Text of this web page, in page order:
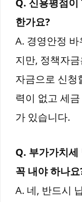
Q. 신용평점
한가요?
A. 경영안정
지만, 정책자
자금으로 신청
력이 없고 세
가 있습니다.
Q. 부가가치세
꼭 내야 하나요
A. 네, 반드시